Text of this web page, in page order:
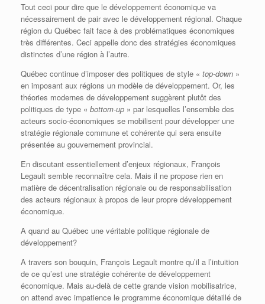
Tout ceci pour dire que le développement économique va
nécessairement de pair avec le développement régional. Chaque
région du Québec fait face à des problématiques économiques
très différentes. Ceci appelle donc des stratégies économiques
distinctes d’une région à l’autre.
Québec continue d’imposer des politiques de style « top-down »
en imposant aux régions un modèle de développement. Or, les
théories modernes de développement suggèrent plutôt des
politiques de type « bottom-up » par lesquelles l’ensemble des
acteurs socio-économiques se mobilisent pour développer une
stratégie régionale commune et cohérente qui sera ensuite
présentée au gouvernement provincial.
En discutant essentiellement d’enjeux régionaux, François
Legault semble reconnaître cela. Mais il ne propose rien en
matière de décentralisation régionale ou de responsabilisation
des acteurs régionaux à propos de leur propre développement
économique.
A quand au Québec une véritable politique régionale de
développement?
A travers son bouquin, François Legault montre qu’il a l’intuition
de ce qu’est une stratégie cohérente de développement
économique. Mais au-delà de cette grande vision mobilisatrice,
on attend avec impatience le programme économique détaillé de